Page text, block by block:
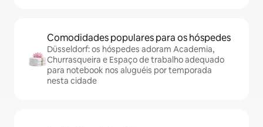
Comodidades populares para os hóspedes
Düsseldorf: os hóspedes adoram Academia,
Churrasqueira e Espaço de trabalho adequado
para notebook nos aluguéis por temporada
nesta cidade